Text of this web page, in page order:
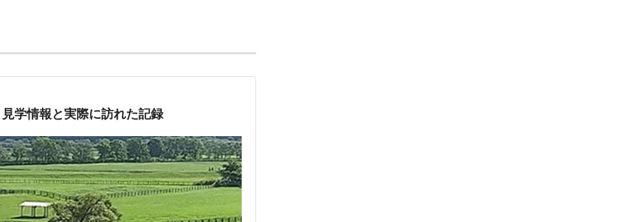
ルの規模で所在。通常のトラックコースの他、
している。また1100mの屋根付き坂路調教コース
可能。またサラブレッド生産機能も保持し複数
ナイト、マイネレーベン、サクセスストレインな
いる。これらの馬はラフィアンターフマンクラブ
学情報と実際に訪れた記録